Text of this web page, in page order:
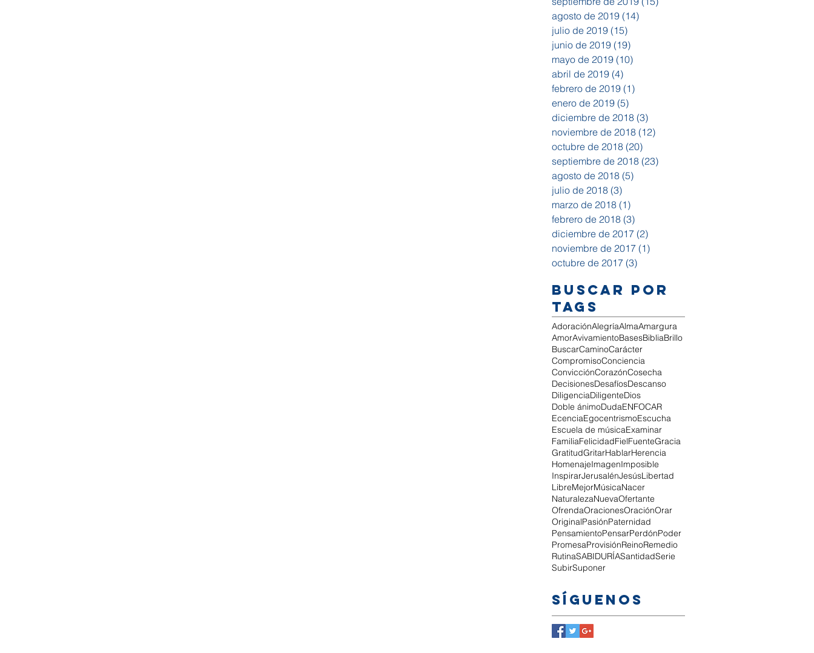
agosto de 2019 (14)
julio de 2019 (15)
junio de 2019 (19)
mayo de 2019 (10)
abril de 2019 (4)
febrero de 2019 (1)
enero de 2019 (5)
diciembre de 2018 (3)
noviembre de 2018 (12)
octubre de 2018 (20)
septiembre de 2018 (23)
agosto de 2018 (5)
julio de 2018 (3)
marzo de 2018 (1)
febrero de 2018 (3)
diciembre de 2017 (2)
noviembre de 2017 (1)
octubre de 2017 (3)
Buscar por
tags
AdoraciónAlegríaAlmaAmargura
AmorAvivamientoBasesBibliaBrillo
BuscarCaminoCarácter
CompromisoConciencia
ConvicciónCorazónCosecha
DecisionesDesafíosDescanso
DiligenciaDiligenteDios
Doble ánimoDudaENFOCAR
EcenciaEgocentrismoEscucha
Escuela de músicaExaminar
FamiliaFelicidadFielFuenteGracia
GratitudGritarHablarHerencia
HomenajeImagenImposible
InspirarJerusalénJesúsLibertad
LibreMejorMúsicaNacer
NaturalezaNuevaOfertante
OfrendaOracionesOraciónOrar
OriginalPasiónPaternidad
PensamientoPensarPerdónPoder
PromesaProvisiónReinoRemedio
RutinaSABIDURÍASantidadSerie
SubirSuponer
Síguenos